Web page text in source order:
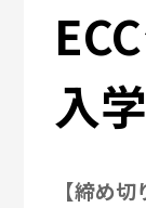
入
【締め切